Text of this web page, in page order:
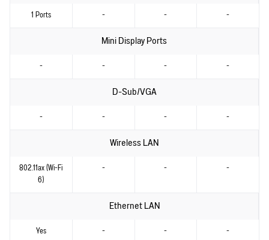
1 Ports - - -
Mini Display Ports
- - - -
D-Sub/VGA
- - - -
Wireless LAN
802.11ax (Wi-Fi
6)
- - -
Ethernet LAN
Yes - - -